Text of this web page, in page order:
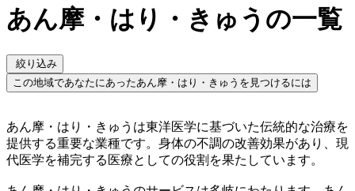
あん摩・はり・きゅうの一覧
絞り込み
この地域であなたにあったあん摩・はり・きゅうを見つけるには
あん摩・はり・きゅうは東洋医学に基づいた伝統的な治療を
提供する重要な業種です。身体の不調の改善効果があり、現
代医学を補完する医療としての役割を果たしています。